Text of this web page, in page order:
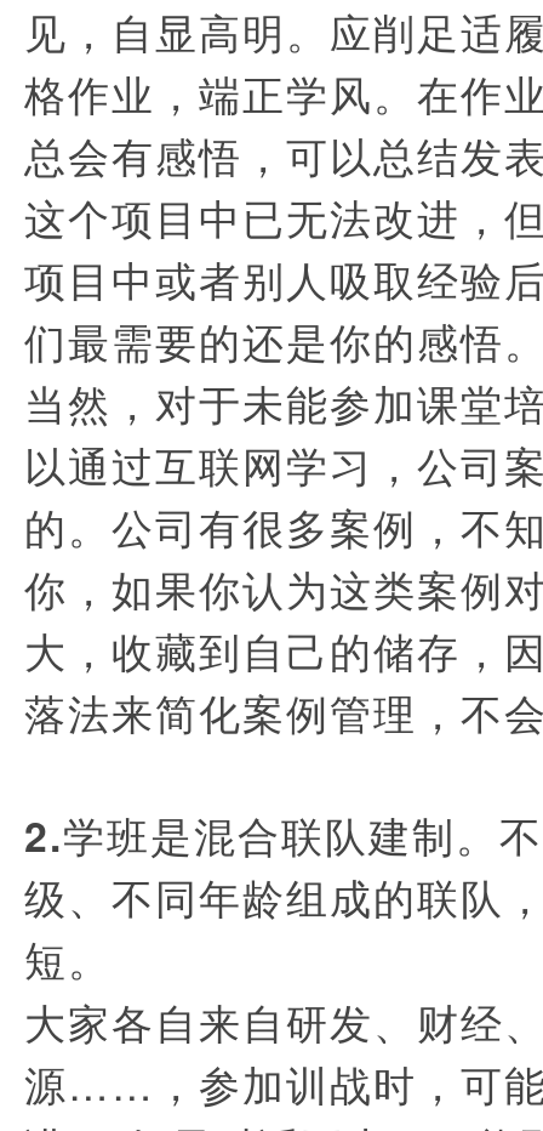
见，自显高明。应削足适
格作业，端正学风。在作
总会有感悟，可以总结发
这个项目中已无法改进，
项目中或者别人吸取经验
们最需要的还是你的感悟
当然，对于未能参加课堂
以通过互联网学习，公司
的。公司有很多案例，不
你，如果你认为这类案例
大，收藏到自己的储存，
落法来简化案例管理，不
2.学班是混合联队建制。
级、不同年龄组成的联队
短。
大家各自来自研发、财经
源……，参加训战时，可